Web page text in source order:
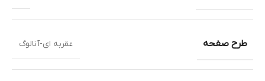
طرح صفحه عقربه ای-آنالوگ